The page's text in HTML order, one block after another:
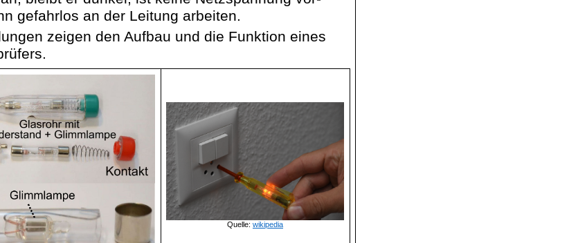
gefahrlos an der Leitung arbeiten.
zeigen den Aufbau und die Funktion eines
Quelle: wikipedia